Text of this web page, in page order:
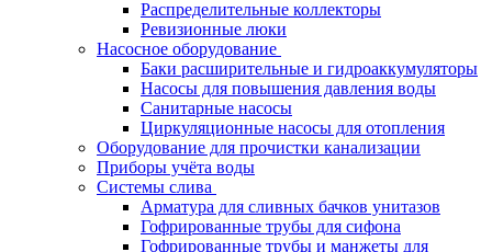
Распределительные коллекторы
Ревизионные люки
Насосное оборудование
Баки расширительные и гидроаккумуляторы
Насосы для повышения давления воды
Санитарные насосы
Циркуляционные насосы для отопления
Оборудование для прочистки канализации
Приборы учёта воды
Системы слива
Арматура для сливных бачков унитазов
Гофрированные трубы для сифона
Гофрированные трубы и манжеты для